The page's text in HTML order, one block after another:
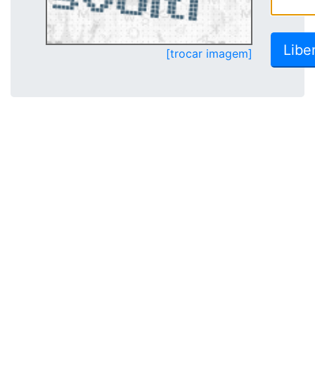
[trocar imagem]